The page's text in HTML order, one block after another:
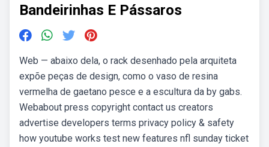
Bandeirinhas E Pássaros
Web — abaixo dela, o rack desenhado pela arquiteta
expõe peças de design, como o vaso de resina
vermelha de gaetano pesce e a escultura da by gabs.
Webabout press copyright contact us creators
advertise developers terms privacy policy & safety
how youtube works test new features nfl sunday ticket